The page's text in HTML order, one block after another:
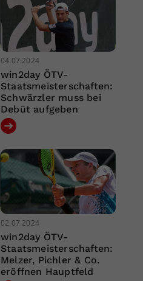
04.07.2024
win2day ÖTV-
Staatsmeisterschaften:
Schwärzler muss bei
Debüt aufgeben
02.07.2024
win2day ÖTV-
Staatsmeisterschaften:
Melzer, Pichler & Co.
eröffnen Hauptfeld